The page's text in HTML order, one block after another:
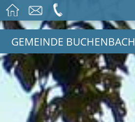
GEMEINDE BUCHENBACH